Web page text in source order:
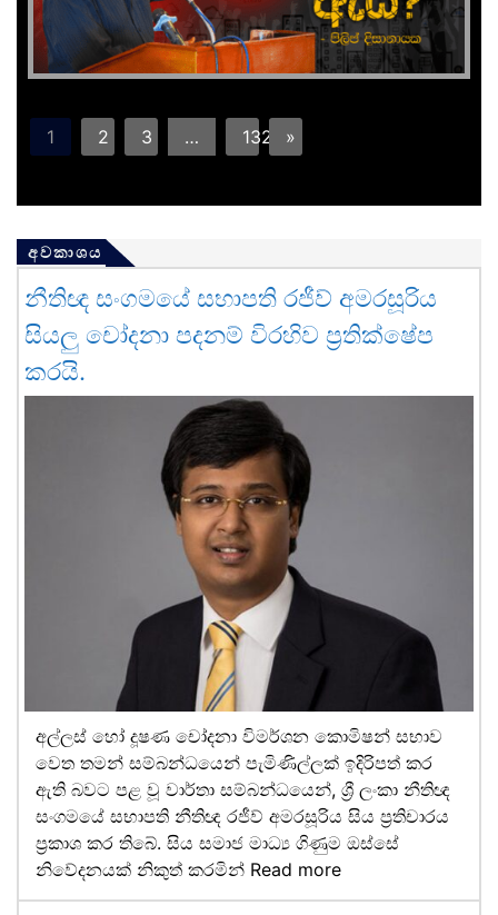
1 2 3 … 132 »
අවකාශය
නීතිඥ සංගමයේ සභාපති රජීව් අමරසූරිය
සියලු චෝදනා පදනම් විරහිව ප්‍රතික්ෂේප
කරයි.
අල්ලස් හෝ දූෂණ චෝදනා විමර්ශන කොමිෂන් සභාව
වෙත තමන් සම්බන්ධයෙන් පැමිණිල්ලක් ඉදිරිපත් කර
ඇති බවට පළ වූ වාර්තා සම්බන්ධයෙන්, ශ්‍රී ලංකා නීතිඥ
සංගමයේ සභාපති නීතිඥ රජීව් අමරසූරිය සිය ප්‍රතිචාරය
ප්‍රකාශ කර තිබේ. සිය සමාජ මාධ්‍ය ගිණුම ඔස්සේ
නිවේදනයක් නිකුත් කරමින් Read more